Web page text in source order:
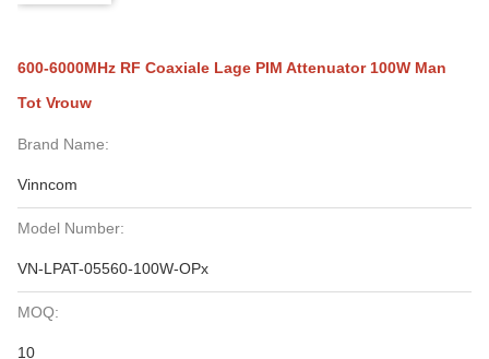
600-6000MHz RF Coaxiale Lage PIM Attenuator 100W Man
Tot Vrouw
Brand Name:
Vinncom
Model Number:
VN-LPAT-05560-100W-OPx
MOQ:
10